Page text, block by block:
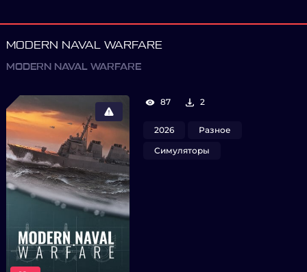
MODERN NAVAL WARFARE
MODERN NAVAL WARFARE
87 2
2026
Разное
Симуляторы